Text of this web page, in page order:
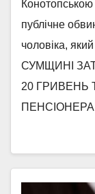
публічне
чоловіка,
СУМЩИНІ
20 ГРИВЕНЬ
ПЕНСІОНЕРА